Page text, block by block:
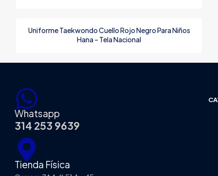
Name *
Email*
Uniforme Taekwondo Cuello Rojo Negro Para Niños
Hana – Tela Nacional
Whatsapp
314 253 9639
Tienda Física